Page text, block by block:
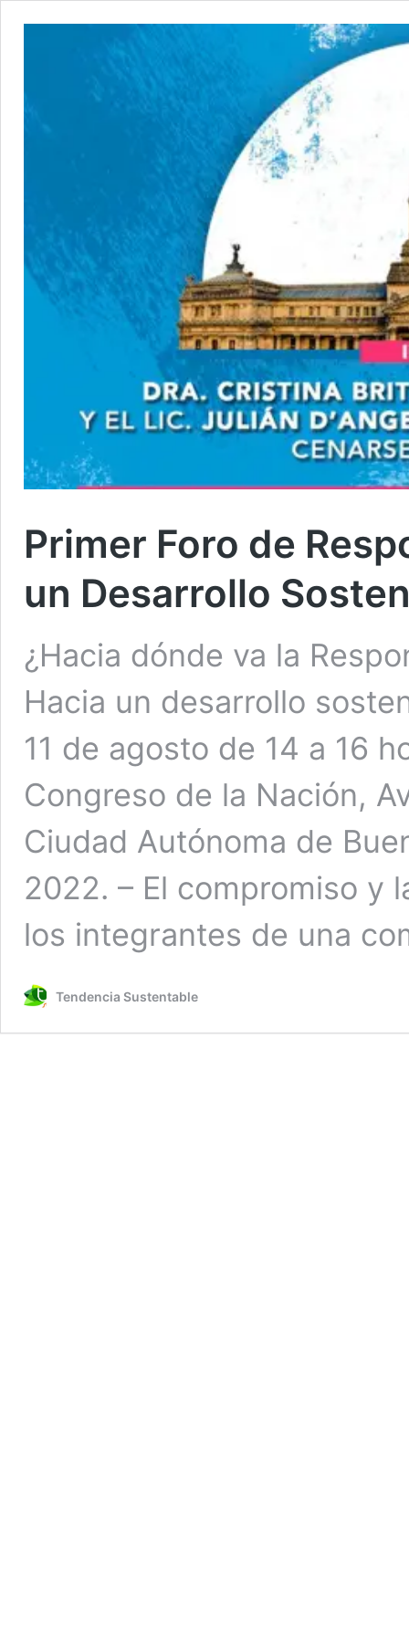
Primer Foro de
un Desarrollo
¿Hacia dónde va la
Hacia un desarrollo
11 de agosto de 14 a 16
Congreso de la Nación,
Ciudad Autónoma de
2022. – El compromiso y
los integrantes de una
Tendencia Sustentable